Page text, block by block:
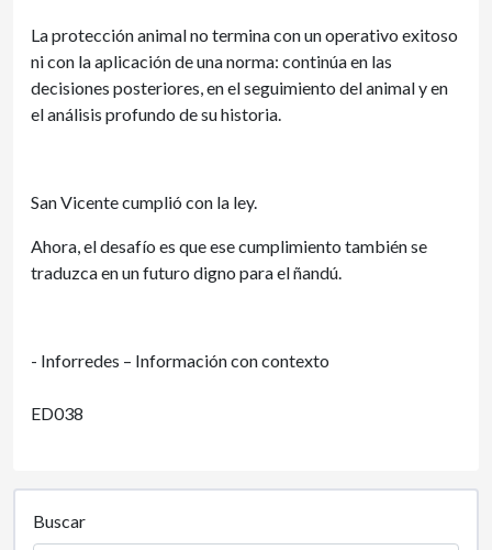
La protección animal no termina con un operativo exitoso
ni con la aplicación de una norma: continúa en las
decisiones posteriores, en el seguimiento del animal y en
el análisis profundo de su historia.
San Vicente cumplió con la ley.
Ahora, el desafío es que ese cumplimiento también se
traduzca en un futuro digno para el ñandú.
- Inforredes – Información con contexto
ED038
Buscar